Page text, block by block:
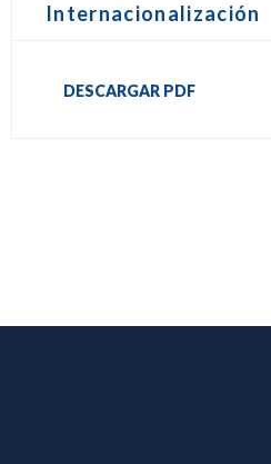
Internacionalización
DESCARGAR PDF